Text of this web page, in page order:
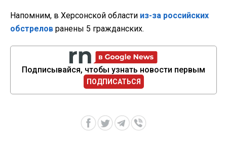
Напомним, в Херсонской области из-за российских
обстрелов ранены 5 гражданских.
Подписывайся, чтобы узнать новости первым
ПОДПИСАТЬСЯ